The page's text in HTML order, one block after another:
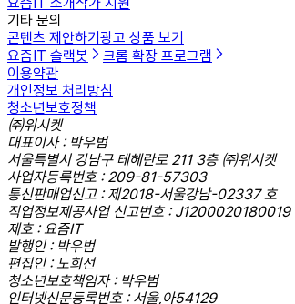
기타 문의
콘텐츠 제안하기 광고 상품 보기
요즘IT 슬랙봇
크롬 확장 프로그램
이용약관
개인정보 처리방침
청소년보호정책
㈜위시켓
대표이사 : 박우범
서울특별시 강남구 테헤란로 211 3층 ㈜위시켓
사업자등록번호 : 209-81-57303
통신판매업신고 : 제2018-서울강남-02337 호
직업정보제공사업 신고번호 : J1200020180019
제호 : 요즘IT
발행인 : 박우범
편집인 : 노희선
청소년보호책임자 : 박우범
인터넷신문등록번호 : 서울,아54129